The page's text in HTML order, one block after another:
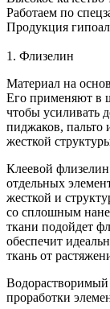
Работаем по
Продукция
1. Флизелин
Материал на
Его применяют в
чтобы усиливать
пиджаков, пальто
жесткой
Клеевой
отдельных
жесткой и
со сплошным
ткани подойдет
обеспечит
ткань от
Водорастворимый
проработки